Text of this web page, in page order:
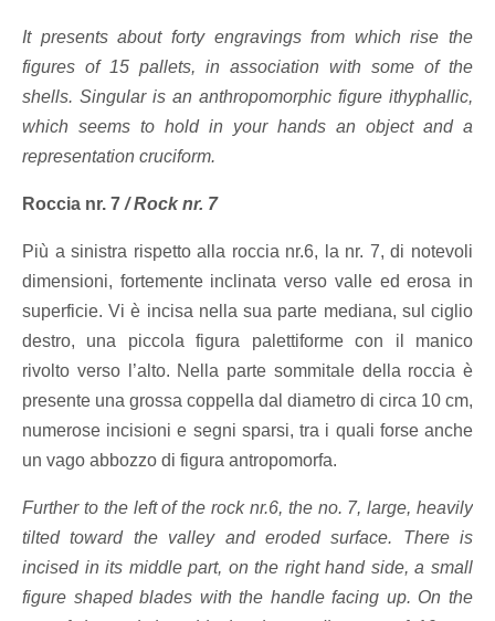
It presents about forty engravings from which rise the
figures of 15 pallets, in association with some of the
shells. Singular is an anthropomorphic figure ithyphallic,
which seems to hold in your hands an object and a
representation cruciform.
Roccia nr. 7 /Rock nr. 7
Più a sinistra rispetto alla roccia nr.6, la nr. 7, di notevoli
dimensioni, fortemente inclinata verso valle ed erosa in
superficie. Vi è incisa nella sua parte mediana, sul ciglio
destro, una piccola figura palettiforme con il manico
rivolto verso l’alto. Nella parte sommitale della roccia è
presente una grossa coppella dal diametro di circa 10 cm,
numerose incisioni e segni sparsi, tra i quali forse anche
un vago abbozzo di figura antropomorfa.
Further to the left of the rock nr.6, the no. 7, large, heavily
tilted toward the valley and eroded surface. There is
incised in its middle part, on the right hand side, a small
figure shaped blades with the handle facing up. On the